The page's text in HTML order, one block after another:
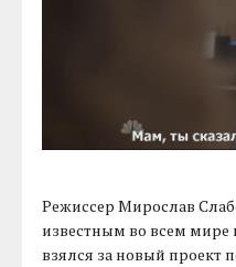
Режиссер Мирослав
известным во всем
взялся за новый проект